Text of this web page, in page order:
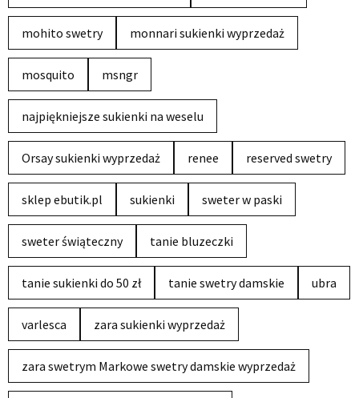
mohito swetry monnari sukienki wyprzedaż
mosquito msngr
najpiękniejsze sukienki na weselu
Orsay sukienki wyprzedaż renee reserved swetry
sklep ebutik.pl sukienki sweter w paski
sweter świąteczny tanie bluzeczki
tanie sukienki do 50 zł tanie swetry damskie ubra
varlesca zara sukienki wyprzedaż
zara swetrym Markowe swetry damskie wyprzedaż